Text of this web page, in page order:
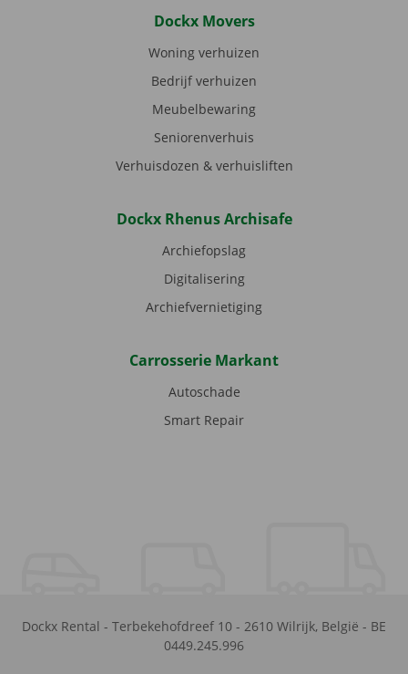
Dockx Movers
Woning verhuizen
Bedrijf verhuizen
Meubelbewaring
Seniorenverhuis
Verhuisdozen & verhuisliften
Dockx Rhenus Archisafe
Archiefopslag
Digitalisering
Archiefvernietiging
Carrosserie Markant
Autoschade
Smart Repair
Dockx Rental - Terbekehofdreef 10 - 2610 Wilrijk, België - BE
0449.245.996